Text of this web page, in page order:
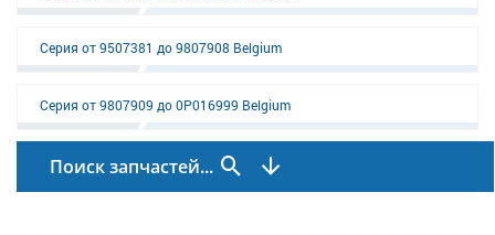
Серия от 9507381 до 9807908 Belgium
Серия от 9807909 до 0P016999 Belgium
Поиск запчастей...